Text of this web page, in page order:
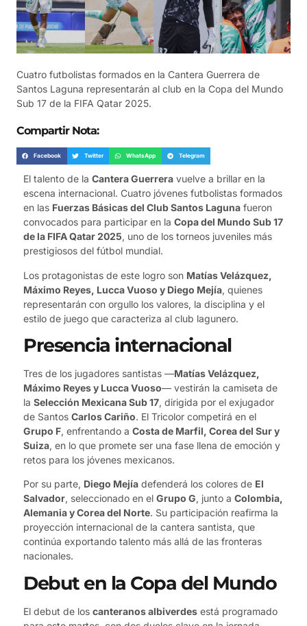
Cuatro futbolistas formados en la Cantera Guerrera de
Santos Laguna representarán al club en la Copa del Mundo
Sub 17 de la FIFA Qatar 2025.
Compartir Nota:
Facebook Twitter WhatsApp Telegram
El talento de la Cantera Guerrera vuelve a brillar en la
escena internacional. Cuatro jóvenes futbolistas formados
en las Fuerzas Básicas del Club Santos Laguna fueron
convocados para participar en la Copa del Mundo Sub 17
de la FIFA Qatar 2025, uno de los torneos juveniles más
prestigiosos del fútbol mundial.
Los protagonistas de este logro son Matías Velázquez,
Máximo Reyes, Lucca Vuoso y Diego Mejía, quienes
representarán con orgullo los valores, la disciplina y el
estilo de juego que caracteriza al club lagunero.
Presencia internacional
Tres de los jugadores santistas —Matías Velázquez,
Máximo Reyes y Lucca Vuoso— vestirán la camiseta de
la Selección Mexicana Sub 17, dirigida por el exjugador
de Santos Carlos Cariño. El Tricolor competirá en el
Grupo F, enfrentando a Costa de Marfil, Corea del Sur y
Suiza, en lo que promete ser una fase llena de emoción y
retos para los jóvenes mexicanos.
Por su parte, Diego Mejía defenderá los colores de El
Salvador, seleccionado en el Grupo G, junto a Colombia,
Alemania y Corea del Norte. Su participación reafirma la
proyección internacional de la cantera santista, que
continúa exportando talento más allá de las fronteras
nacionales.
Debut en la Copa del Mundo
El debut de los canteranos albiverdes está programado